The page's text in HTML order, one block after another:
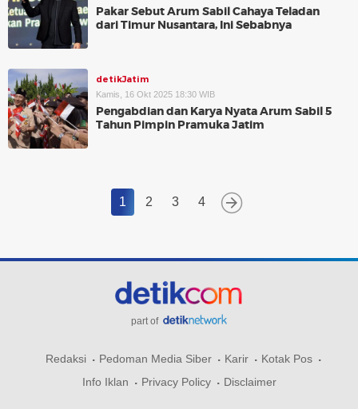
Pakar Sebut Arum Sabil Cahaya Teladan
dari Timur Nusantara, Ini Sebabnya
detikJatim
Kamis, 16 Okt 2025 18:30 WIB
Pengabdian dan Karya Nyata Arum Sabil 5
Tahun Pimpin Pramuka Jatim
1 2 3 4
part of
Redaksi Pedoman Media Siber Karir
Kotak Pos
Info Iklan
Privacy Policy Disclaimer